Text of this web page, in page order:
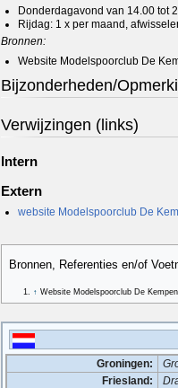
Donderdagavond van 14.00 tot
Rijdag: 1 x per maand,
Bronnen:
Website Modelspoorclub De
Bijzonderheden/
Verwijzingen (links)
Intern
Extern
website Modelspoorclub De
Bronnen, Referenties en/of
↑ Website Modelspoorclub De
Groningen:
Friesland: